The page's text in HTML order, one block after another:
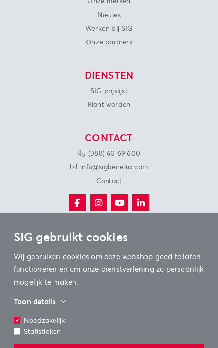
Nieuws
Werken bij SIG
Onze partners
DIENSTEN
SIG prijslijst
Klant worden
CONTACT
(088) 60 69 600
info@sigbenelux.com
Contact
ONZE VESTIGINGEN
SIG gebruikt cookies
Wij gebruiken cookies om deze webshop goed te laten
functioneren en om onze dienstverlening zo persoonlijk
mogelijk te maken.
Toon details
Noodzakelijk
Statistieken